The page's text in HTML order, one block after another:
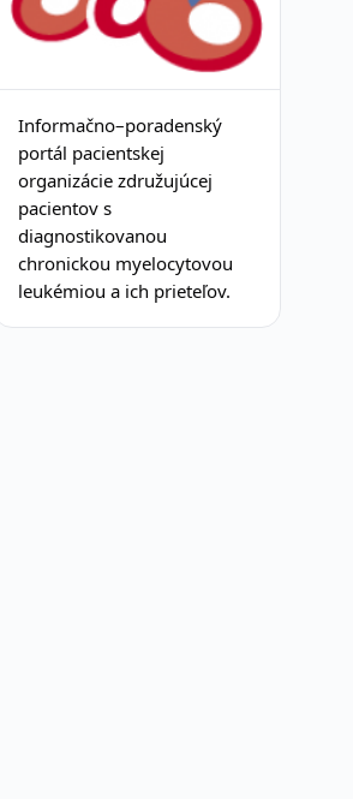
Informačno–poradenský
portál pacientskej
organizácie združujúcej
pacientov s
diagnostikovanou
chronickou myelocytovou
leukémiou a ich prieteľov.